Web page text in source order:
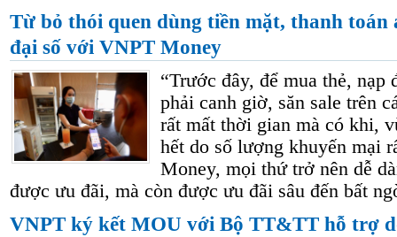
Từ bỏ thói quen dùng tiền mặt, thanh
đại số với VNPT Money
“Trước đây, để mua thẻ,
phải canh giờ, săn sale trên
rất mất thời gian mà có khi,
hết do số lượng khuyến mại
Money, mọi thứ trở nên dễ
được ưu đãi, mà còn được ưu đãi sâu đến bất
VNPT ký kết MOU với Bộ TT&TT hỗ trợ